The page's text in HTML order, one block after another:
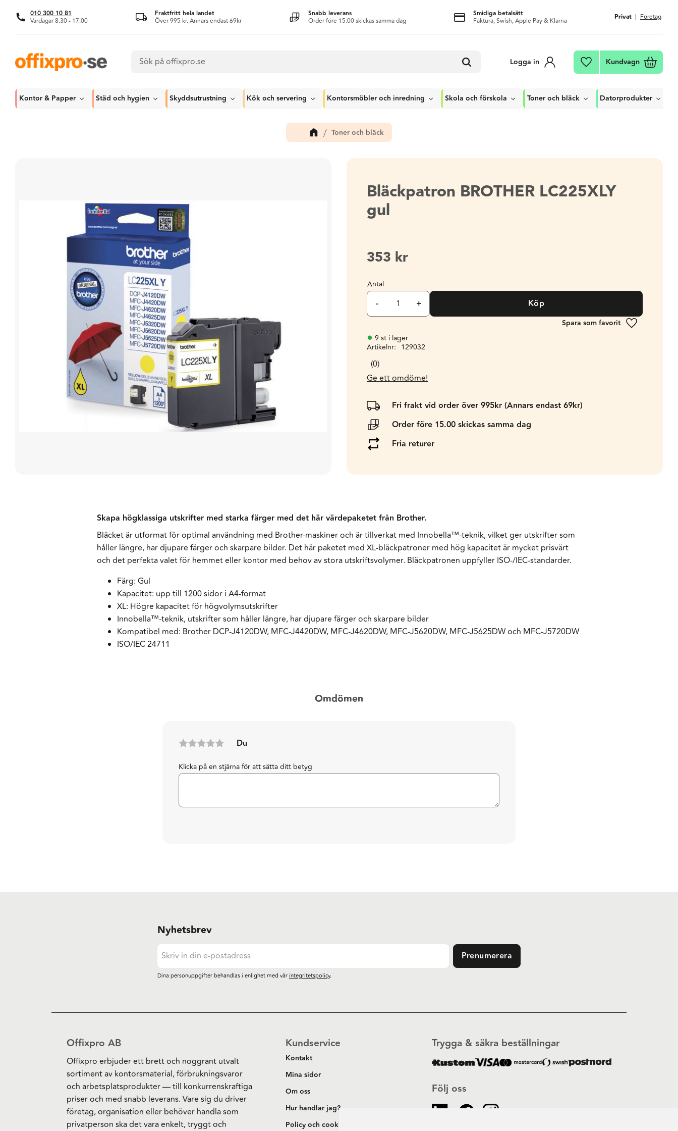
010 300 10 81
Vardagar 8.30 - 17.00
Fraktfritt hela landet
Över 995 kr. Annars endast 69kr
Snabb leverans
Order före 15.00 skickas samma dag
Smidiga betalsätt
Faktura, Swish, Apple Pay & Klarna Privat Företag
Logga in Favoriter
Kundvagn
Kontor & Papper Städ och hygien Skyddsutrustning Kök och servering Kontorsmöbler och inredning Skola och förskola Toner och bläck Datorprodukter
Toner och bläck
Bläckpatron BROTHER LC225XLY
gul
353 kr
Antal
+
- Köp
Lägg till i
9 st i lager
Artikelnr
129032
0
Ge ett omdöme!
Fri frakt vid order över 995kr (Annars endast 69kr)
Order före 15.00 skickas samma dag
Fria returer
Skapa högklassiga utskrifter med starka färger med det här värdepaketet från Brother.
Bläcket är utformat för optimal användning med Brother-maskiner och är tillverkat med Innobella™-teknik, vilket ger utskrifter som
håller längre, har djupare färger och skarpare bilder. Det här paketet med XL-bläckpatroner med hög kapacitet är mycket prisvärt
och det perfekta valet för hemmet eller kontor med behov av stora utskriftsvolymer. Bläckpatronen uppfyller ISO-/IEC-standarder.
Färg: Gul
Kapacitet: upp till 1200 sidor i A4-format
XL: Högre kapacitet för högvolymsutskrifter
Innobella™-teknik, utskrifter som håller längre, har djupare färger och skarpare bilder
Kompatibel med: Brother DCP-J4120DW, MFC-J4420DW, MFC-J4620DW, MFC-J5620DW, MFC-J5625DW och MFC-J5720DW
ISO/IEC 24711
Omdömen
Du
Klicka på en stjärna för att sätta ditt betyg
Nyhetsbrev
Prenumerera
Dina personuppgifter behandlas i enlighet med vårintegritetspolicy.
Offixpro AB
Offixpro erbjuder ett brett och noggrant utvalt
sortiment av kontorsmaterial, förbrukningsvaror
och arbetsplatsprodukter — till konkurrenskraftiga
priser och med snabb leverans. Vare sig du driver
företag, organisation eller behöver handla som
privatperson ska det vara enkelt, tryggt och
Kundservice
Kontakt
Mina sidor
Om oss
Hur handlar jag?
Policy och cookies
Följ oss
Trygga & säkra beställningar